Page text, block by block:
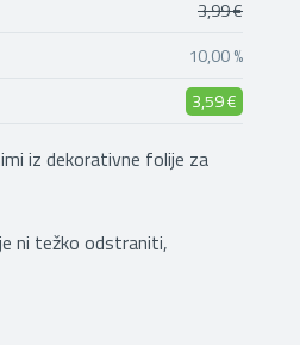
3,99 €
10,00 %
3,59 €
iz dekorativne folije za
ni težko odstraniti,